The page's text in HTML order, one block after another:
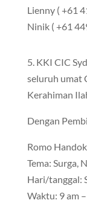
Lienny ( +61
Ninik ( +61
5. KKI CIC
seluruh umat
Kerahiman
Dengan
Romo
Tema: Surga,
Hari/tanggal:
Waktu: 9 am